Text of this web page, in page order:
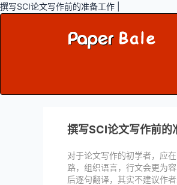
撰写SCI论文写作前的准备工作 |
撰写SCI论文写作前的
对于论文写作的初学者，应
路，组织语言，行文会更为
后逐句翻译，其实不建议作